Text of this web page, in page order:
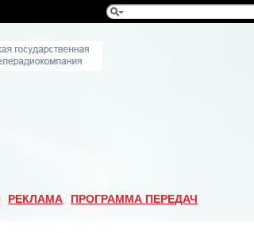
РЕКЛАМА ПРОГРАММА ПЕРЕДАЧ